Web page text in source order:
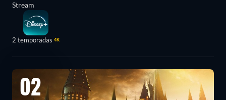
Stream
2 temporadas 4K
02